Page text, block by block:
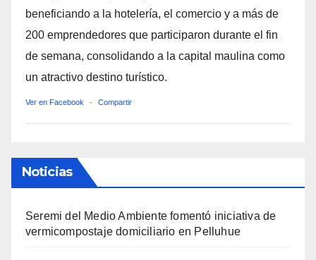
beneficiando a la hotelería, el comercio y a más de
200 emprendedores que participaron durante el fin
de semana, consolidando a la capital maulina como
un atractivo destino turístico.
Ver en Facebook · Compartir
Noticias
Seremi del Medio Ambiente fomentó iniciativa de
vermicompostaje domiciliario en Pelluhue